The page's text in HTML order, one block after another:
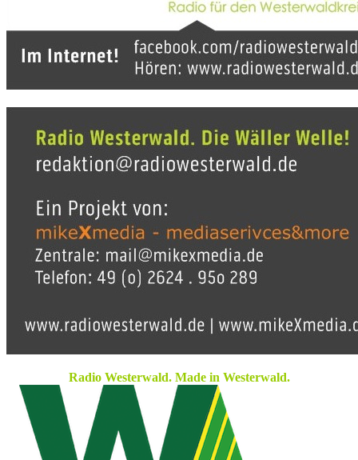
Radio Westerwald. Made in Westerwald.